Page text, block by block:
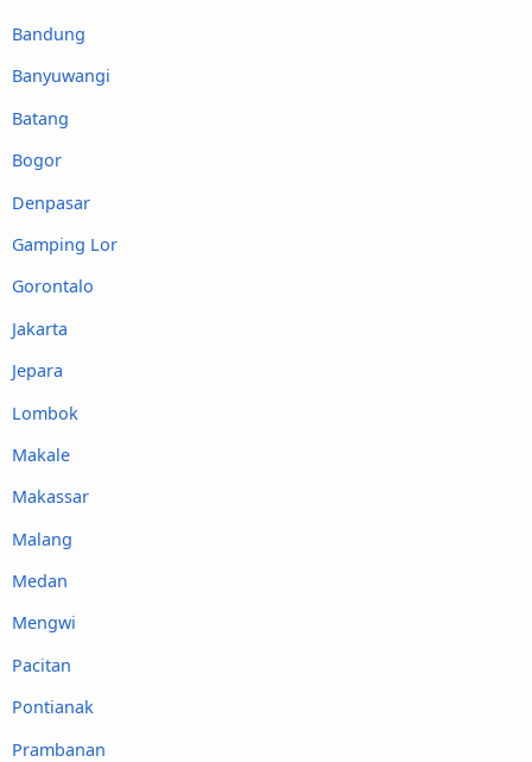
Bandung
Banyuwangi
Batang
Bogor
Denpasar
Gamping Lor
Gorontalo
Jakarta
Jepara
Lombok
Makale
Makassar
Malang
Medan
Mengwi
Pacitan
Pontianak
Prambanan